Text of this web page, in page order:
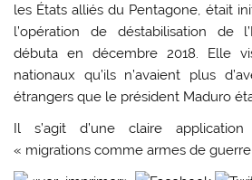
les États alliés du Pentagone, était
l’opération de déstabilisation de
débuta en décembre 2018. Elle
nationaux qu’ils n’avaient plus
étrangers que le président Maduro
Il s’agit d’une claire
« migrations comme armes de